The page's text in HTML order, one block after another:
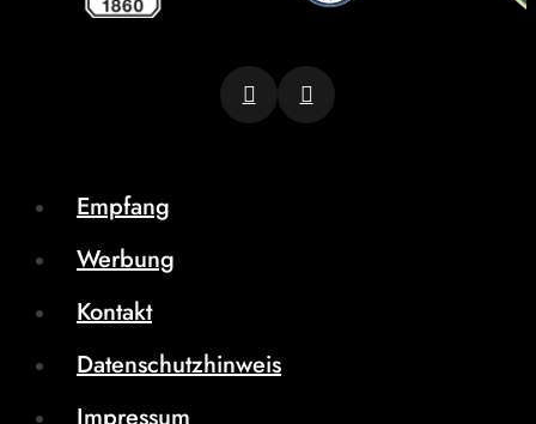
Empfang
Werbung
Kontakt
Datenschutzhinweis